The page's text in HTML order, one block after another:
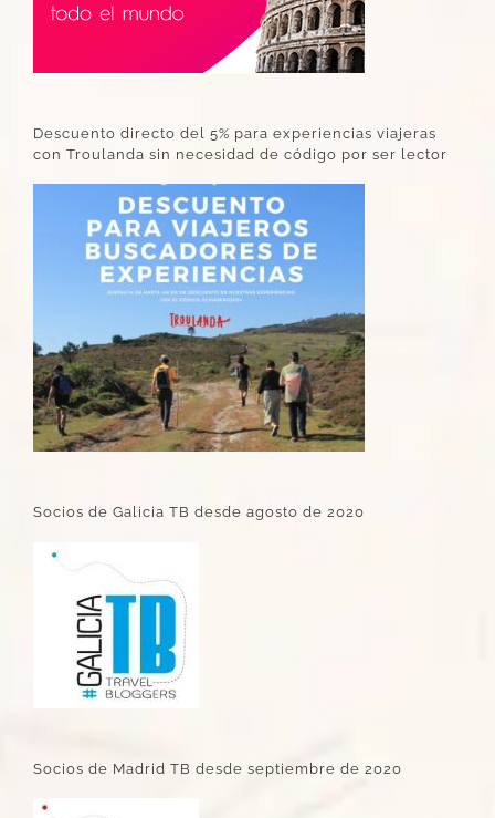
Descuento directo del 5% para experiencias viajeras
con Troulanda sin necesidad de código por ser lector
Socios de Galicia TB desde agosto de 2020
Socios de Madrid TB desde septiembre de 2020